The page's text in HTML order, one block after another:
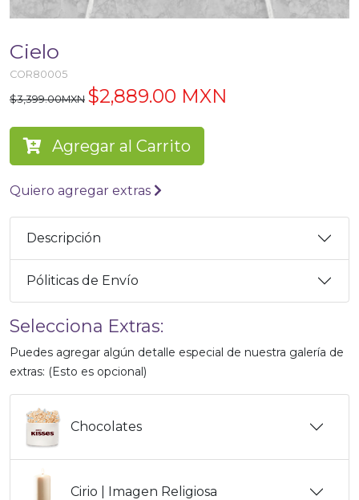
Cielo
COR80005
$3,399.00MXN $2,889.00 MXN
Agregar al Carrito
Quiero agregar extras
Descripción
Póliticas de Envío
Selecciona Extras:
Puedes agregar algún detalle especial de nuestra galería de
extras: (Esto es opcional)
Chocolates
Cirio | Imagen Religiosa